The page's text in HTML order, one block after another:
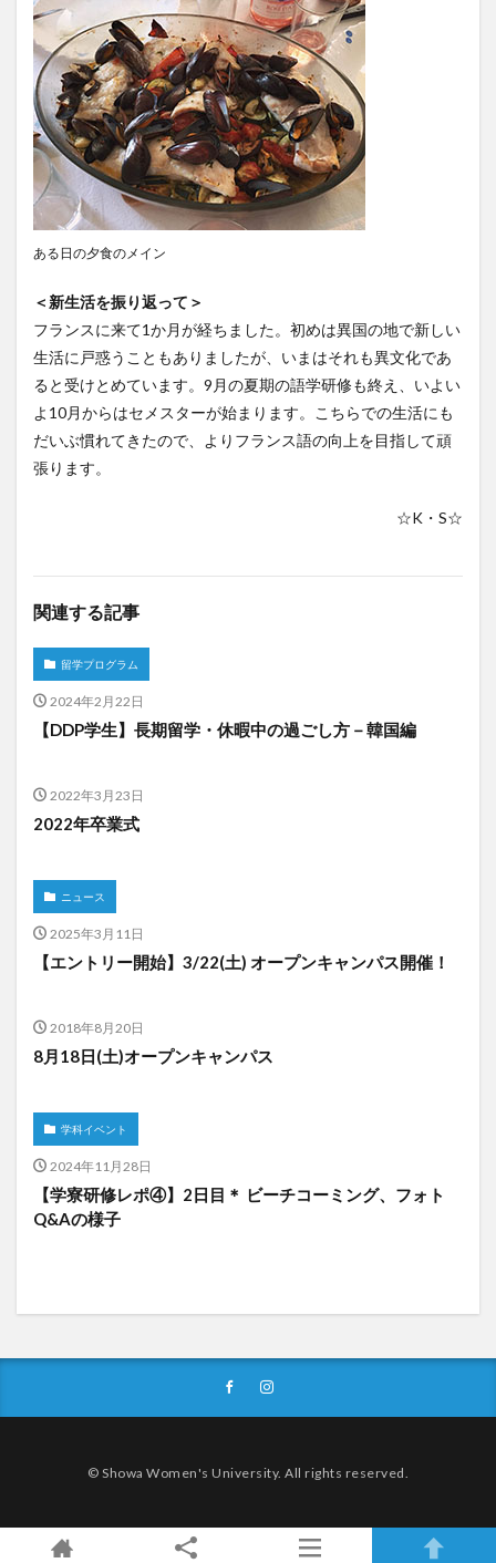
ある日の夕食のメイン
＜新生活を振り返って＞
フランスに来て1か月が経ちました。初めは異国の地で新しい
生活に戸惑うこともありましたが、いまはそれも異文化であ
ると受けとめています。9月の夏期の語学研修も終え、いよい
よ10月からはセメスターが始まります。こちらでの生活にも
だいぶ慣れてきたので、よりフランス語の向上を目指して頑
張ります。
☆K・S☆
関連する記事
留学プログラム
2024年2月22日
【DDP学生】長期留学・休暇中の過ごし方－韓国編
2022年3月23日
2022年卒業式
ニュース
2025年3月11日
【エントリー開始】3/22(土) オープンキャンパス開催！
2018年8月20日
8月18日(土)オープンキャンパス
学科イベント
2024年11月28日
【学寮研修レポ④】2日目＊ ビーチコーミング、フォト
Q&Aの様子
© Showa Women's University. All rights reserved.
誠信女子大学校留学
課外活動
金泰植先生
長期休暇
集会 韓国
韓国現代史
韓国留学
韓国社会研究 韓国語
検索